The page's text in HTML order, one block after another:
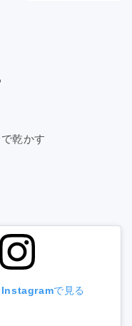
乾かす
Instagramで見る